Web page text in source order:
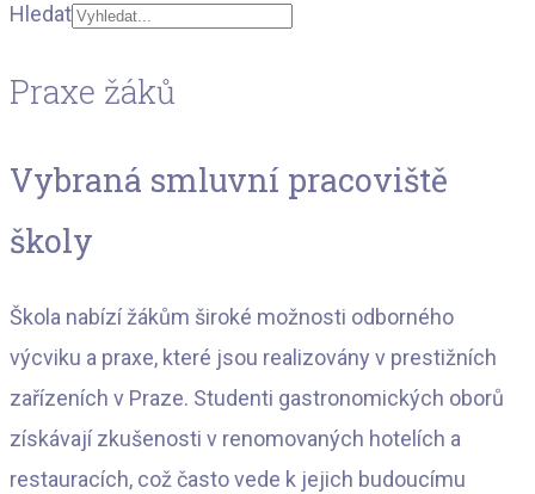
Hledat
characters for results.
Praxe žáků
Vybraná smluvní pracoviště
školy
Škola nabízí žákům široké možnosti odborného
výcviku a praxe, které jsou realizovány v prestižních
zařízeních v Praze. Studenti gastronomických oborů
získávají zkušenosti v renomovaných hotelích a
restauracích, což často vede k jejich budoucímu